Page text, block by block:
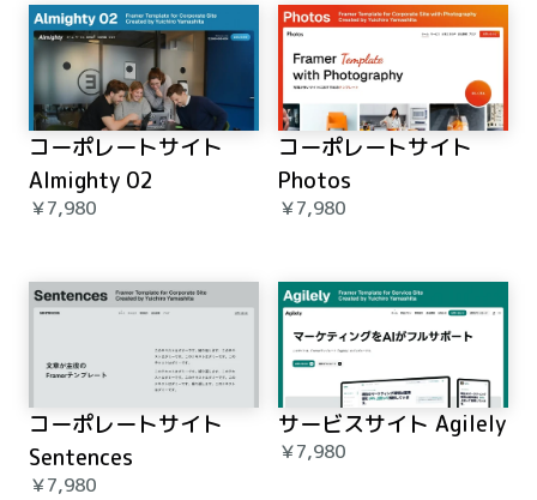
コーポレートサイト
Almighty 02
￥7,980
コーポレートサイト
Photos
￥7,980
コーポレートサイト
Sentences
￥7,980
サービスサイト Agilely
￥7,980